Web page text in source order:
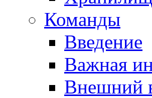
Команды
Введение
Важная
Внешний